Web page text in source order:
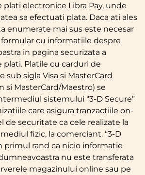
electronice Libra Pay, unde
sa efectuati plata. Daca ati ales
enumerate mai sus este necesar
cu informatiile despre
in pagina securizata a
plati. Platile cu carduri de
sub sigla Visa si MasterCard
si MasterCard/Maestro) se
sistemului “3-D Secure”
care asigura tranzactiile on-
de securitate ca cele realizate la
fizic, la comerciant. “3-D
primul rand ca nicio informatie
nu este transferata
magazinului online sau pe